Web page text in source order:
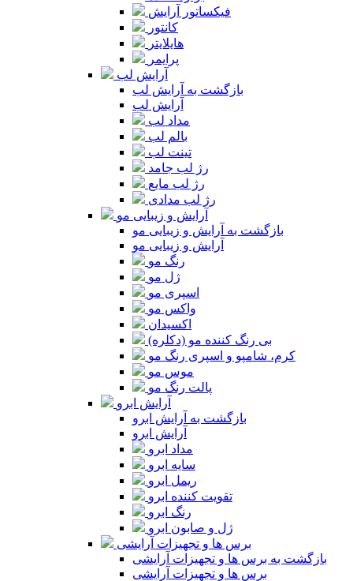
فیکساتور آرایش
کانتور
هایلایتر
پرایمر
آرایش لب
بازگشت به آرایش لب
آرایش لب
مداد لب
بالم لب
تینت لب
رژ لب جامد
رژ لب مایع
رژ لب مدادی
آرایش و زیبایی مو
بازگشت به آرایش و زیبایی مو
آرایش و زیبایی مو
رنگ مو
ژل مو
اسپری مو
واکس مو
اکسیدان
بی رنگ کننده مو (دکلره)
کرم، شامپو و اسپری رنگ مو
موس مو
پالت رنگ مو
آرایش ابرو
بازگشت به آرایش ابرو
آرایش ابرو
مداد ابرو
سایه ابرو
ریمل ابرو
تقویت کننده ابرو
رنگ ابرو
ژل و صابون ابرو
برس ها و تجهیزات آرایشی
بازگشت به برس ها و تجهیزات آرایشی
برس ها و تجهیزات آرایشی